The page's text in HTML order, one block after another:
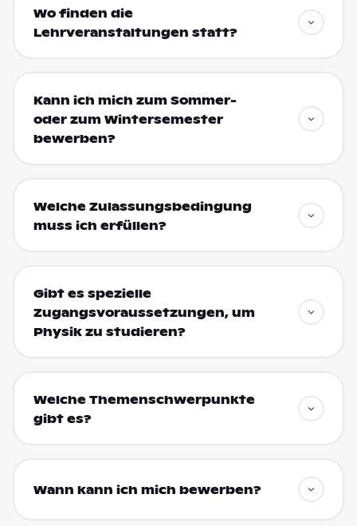
Wo finden die
Lehrveranstaltungen statt?
Kann ich mich zum Sommer-
oder zum Wintersemester
bewerben?
Welche Zulassungsbedingung
muss ich erfüllen?
Gibt es spezielle
Zugangsvoraussetzungen, um
Physik zu studieren?
Welche Themenschwerpunkte
gibt es?
Wann kann ich mich bewerben?